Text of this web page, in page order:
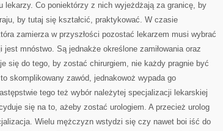
KOBIET.
SIĘ
lekarzy. Co poniektórzy z nich wyjeżdżają za granicę, by
by tutaj się kształcić, praktykować. W czasie
zamierza w przyszłości pozostać lekarzem musi wybrać
mnóstwo. Są jednakże określone zamiłowania oraz
się do tego, by zostać chirurgiem, nie każdy pragnie być
skomplikowany zawód, jednakowoż wypada go
tego też wybór należytej specjalizacji lekarskiej
się na to, ażeby zostać urologiem. A przecież urolog
Wielu mężczyzn wstydzi się czy nawet boi iść do